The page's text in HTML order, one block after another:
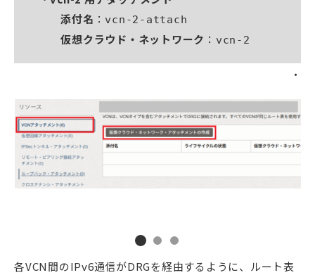
添付名 ： vcn-2-attach
仮想クラウド・ネットワーク ： vcn-2
各VCN間のIPv6通信がDRGを経由するように、ルート表